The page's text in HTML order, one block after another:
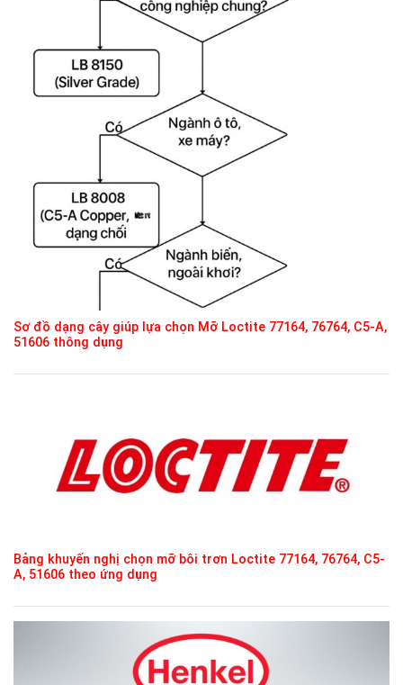
Sơ đồ dạng cây giúp lựa chọn Mỡ Loctite 77164, 76764, C5-A,
51606 thông dụng
Bảng khuyến nghị chọn mỡ bôi trơn Loctite 77164, 76764, C5-
A, 51606 theo ứng dụng